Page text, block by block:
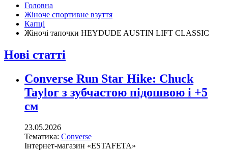
Головна
Жіноче спортивне взуття
Капці
Жіночі тапочки HEYDUDE AUSTIN LIFT CLASSIC
Нові статті
Converse Run Star Hike: Chuck
Taylor з зубчастою підошвою і +5
см
23.05.2026
Тематика: Converse
Інтернет-магазин «ESTAFETA»